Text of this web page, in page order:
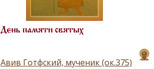
День памяти святых
Авив Готфский, мученик (ок.375)